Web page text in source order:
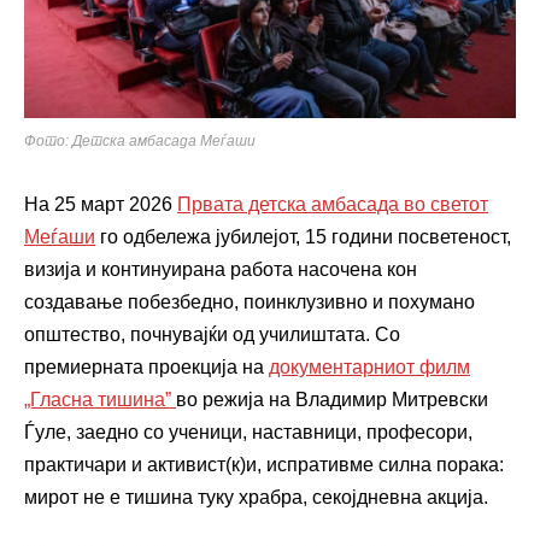
Фото: Детска амбасада Меѓаши
На 25 март 2026 Првата детска амбасада во светот
Меѓаши го одбележа јубилејот, 15 години посветеност,
визија и континуирана работа насочена кон
создавање побезбедно, поинклузивно и похумано
општество, почнувајќи од училиштата. Со
премиерната проекција на документарниот филм
„Гласна тишина” во режија на Владимир Митревски
Ѓуле, заедно со ученици, наставници, професори,
практичари и активист(к)и, испративме силна порака:
мирот не е тишина туку храбра, секојдневна акција.